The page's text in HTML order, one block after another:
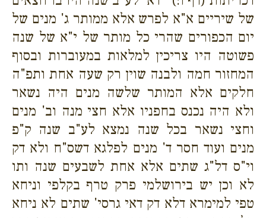
של שיריים א"א לפרש אלא ממותר ג' מנים של
יום הכפורים שהרי כל מותר של י"א של שנה
פשוטה היו צריכין למלאות במעוברות ובסוף
המחזור חמה ולבנה שוין רק שעה אחת ותפ"ה
חלקים אלא המותר שלשה מנים היה נשאר
ולא היה נכנס בחפניו אלא חצי מנה וב' מנים
וחצי נשאר בכל שנה נמצא לע"ב שנה ק"פ
מנים ועוד חסר ד' מנים לפלגא דשס"ח ולא דק
וי"ס דל"ג שתים אלא אחת לשבעים שנה ותו
לא וכן יש בירושלמי פרק טרף בקלפי וניחא
טפי למימרא דלא דק דאי גרסי' שתים לא ניחא